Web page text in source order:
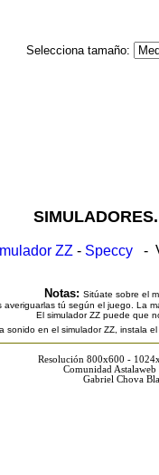
Selecciona tamaño:
ZZ - Speccy -
Notas: Sitúate sobre el
averiguarlas tú según el juego. La
El simulador ZZ puede que
sonido en el simulador ZZ, instala
Resolución 800x600 -
Comunidad
Gabriel Chova